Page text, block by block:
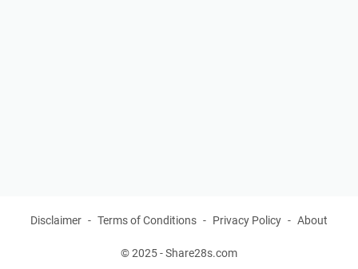
Disclaimer Terms of Conditions Privacy Policy About
© 2025 -Share28s.com